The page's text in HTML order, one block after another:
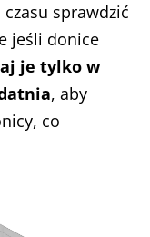
sprawdzić
jeśli donice
je tylko w
, aby
co